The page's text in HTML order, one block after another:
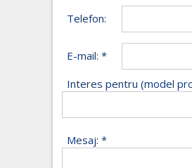
Telefon:
E-mail: *
Interes pentru (model
Mesaj: *